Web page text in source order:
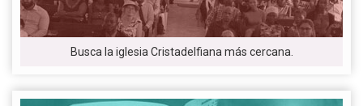
Busca la iglesia Cristadelfiana más cercana.